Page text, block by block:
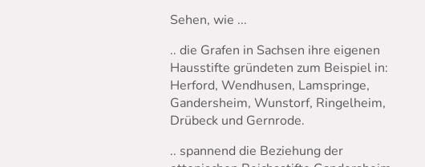
Sehen, wie ...
.. die Grafen in Sachsen ihre eigenen
Hausstifte gründeten zum Beispiel in:
Herford, Wendhusen, Lamspringe,
Gandersheim, Wunstorf, Ringelheim,
Drübeck und Gernrode.
.. spannend die Beziehung der